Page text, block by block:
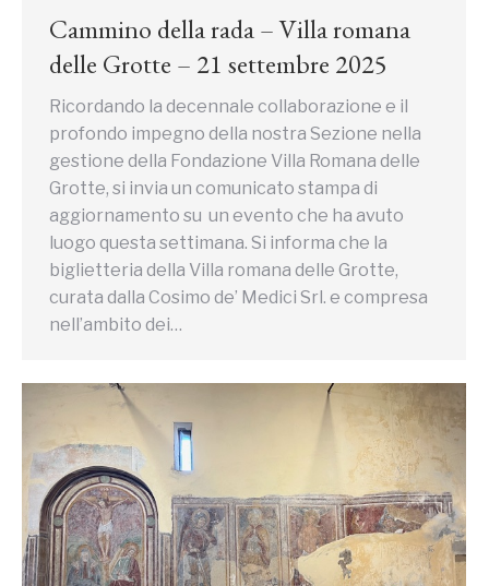
Cammino della rada – Villa romana
delle Grotte – 21 settembre 2025
Ricordando la decennale collaborazione e il
profondo impegno della nostra Sezione nella
gestione della Fondazione Villa Romana delle
Grotte, si invia un comunicato stampa di
aggiornamento su un evento che ha avuto
luogo questa settimana. Si informa che la
biglietteria della Villa romana delle Grotte,
curata dalla Cosimo de’ Medici Srl. e compresa
nell’ambito dei…